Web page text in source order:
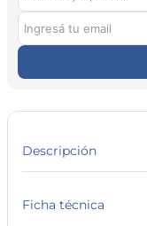
Descripción
Ficha técnica
8
9.
magnesio
10. vitamina c